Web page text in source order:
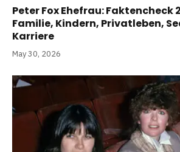
Peter Fox Ehefrau: Faktencheck
Familie, Kindern, Privatleben,
Karriere
May 30, 2026